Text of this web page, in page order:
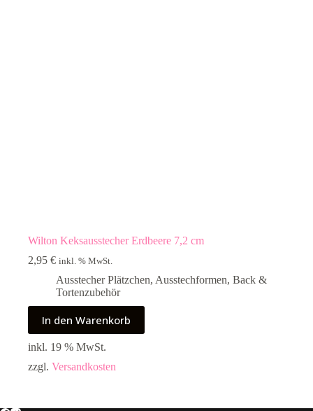
Wilton Keksausstecher Erdbeere 7,2 cm
2,95 € inkl. % MwSt.
Ausstecher Plätzchen, Ausstechformen, Back &
Tortenzubehör
In den Warenkorb
inkl. 19 % MwSt.
zzgl. Versandkosten